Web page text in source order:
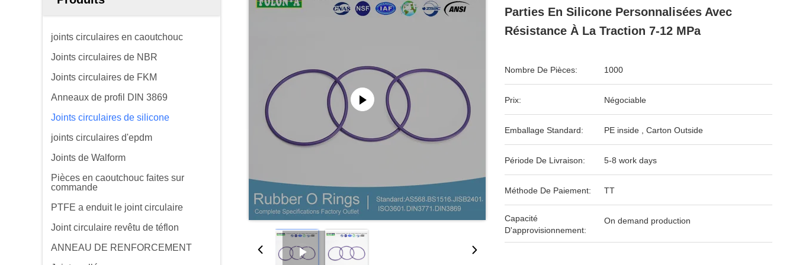
joints circulaires en caoutchouc
Joints circulaires de NBR
Joints circulaires de FKM
Anneaux de profil DIN 3869
Joints circulaires de silicone
joints circulaires d'epdm
Joints de Walform
Pièces en caoutchouc faites sur
commande
PTFE a enduit le joint circulaire
Joint circulaire revêtu de téflon
ANNEAU DE RENFORCEMENT
Parties En Silicone Personnalisées Avec
Résistance À La Traction 7-12 MPa
Nombre De Pièces: 1000
Prix: Négociable
Emballage Standard: PE inside , Carton Outside
Période De Livraison: 5-8 work days
Méthode De Paiement: TT
Capacité
D'approvisionnement:
On demand production